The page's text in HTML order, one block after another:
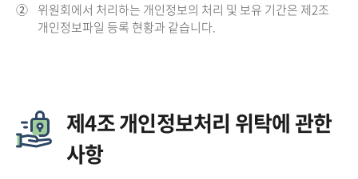
② 위원회에서 처리하는 개인정보의 처리 및 보유 기간은 제2조
개인정보파일 등록 현황과 같습니다.
제4조 개인정보처리 위탁에 관한
사항